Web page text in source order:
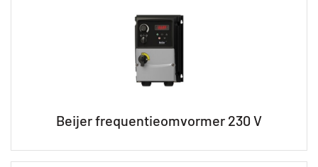
Beijer frequentieomvormer 230 V